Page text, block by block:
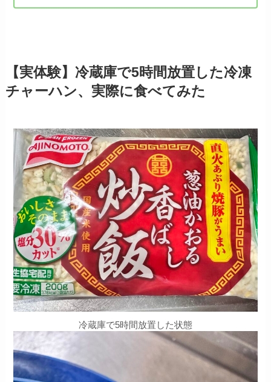
【実体験】冷蔵庫で5時間放置した冷凍
チャーハン、実際に食べてみた
冷蔵庫で5時間放置した状態